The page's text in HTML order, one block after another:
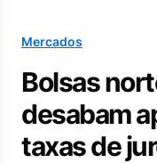
Mercados
Bolsas
desabam
taxas de